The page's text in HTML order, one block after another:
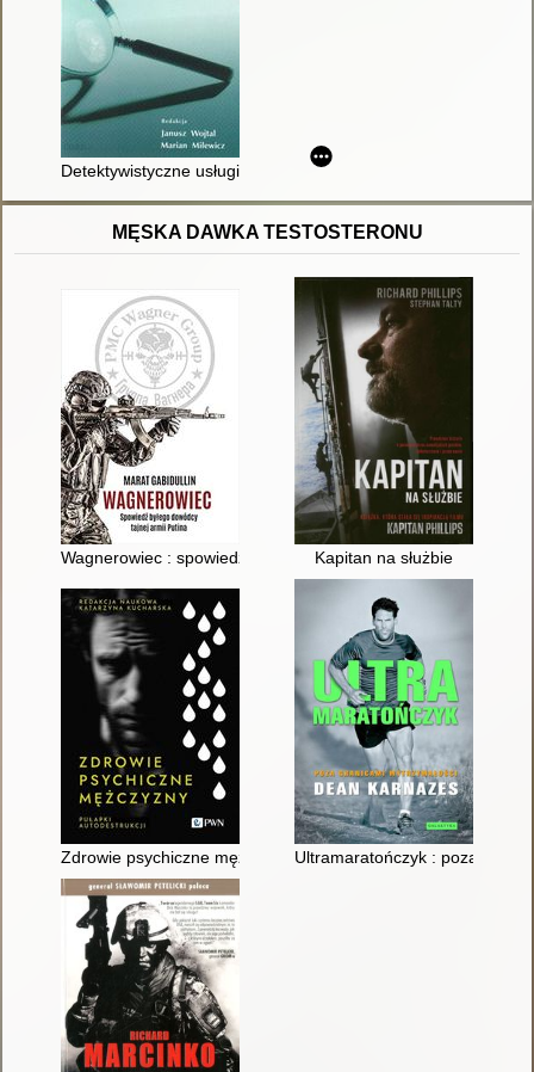
Detektywistyczne usługi - egzamin na licencję
MĘSKA DAWKA TESTOSTERONU
Wagnerowiec : spowiedź byłego dowódcy tajnej armii Putina
Kapitan na służbie
Zdrowie psychiczne mężczyzny : pułapki autodestrukcji
Ultramaratończyk : poza